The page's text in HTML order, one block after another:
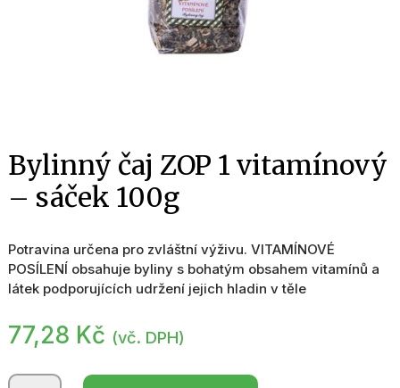
Bylinný čaj ZOP 1 vitamínový
– sáček 100g
Potravina určena pro zvláštní výživu. VITAMÍNOVÉ
POSÍLENÍ obsahuje byliny s bohatým obsahem vitamínů a
látek podporujících udržení jejich hladin v těle
77,28 Kč (vč. DPH)
Bylinný